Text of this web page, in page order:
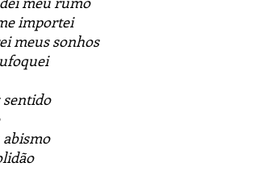
importei
meus sonhos
sentido